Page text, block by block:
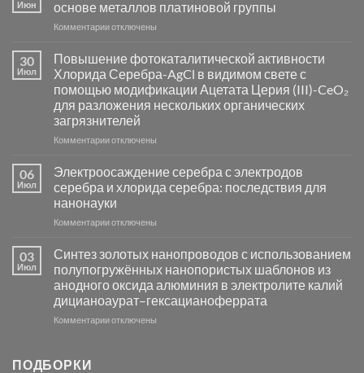
Июн
основе металлов платиновой группы
Комментариик
Пламенный
синтез
катализаторов
и
сенсоров
на
основе
группы
отключены
30
Июл
Повышение фотокаталитической активности
Хлорида Серебра-AgCl в видимом свете с
помощью модификации Ацетата Церия (III)-CeO₂
для разложения нескольких органических
загрязнителей
Комментариик
фотокаталитической
активности
Хлорида
Серебра-
в
видимом
свете
с
помощью
модификации
отключены
06
Июл
Электроосаждение серебра с электродов
серебра и хлорида серебра: последствия для
нанонауки
Комментариик
серебра
с
электродов
серебра
и
отключены
03
Июл
Синтез золотых нанопроводов с использованием
полупогружённых нанопористых шаблонов из
анодного оксида алюминия в электролите калий
дицианоаурат–гексацианоферрата
Комментариикотключены
ПОДБОРКИ